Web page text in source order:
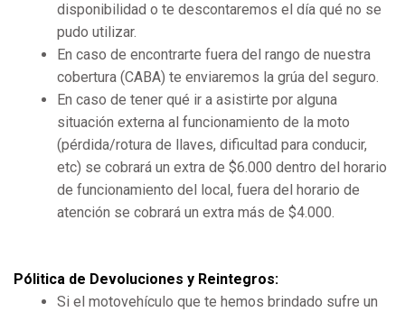
disponibilidad o te descontaremos el día qué no se
pudo utilizar.
En caso de encontrarte fuera del rango de nuestra
cobertura (CABA) te enviaremos la grúa del seguro.
En caso de tener qué ir a asistirte por alguna
situación externa al funcionamiento de la moto
(pérdida/rotura de llaves, dificultad para conducir,
etc) se cobrará un extra de $6.000 dentro del horario
de funcionamiento del local, fuera del horario de
atención se cobrará un extra más de $4.000.
Pólitica de Devoluciones y Reintegros:
Si el motovehículo que te hemos brindado sufre un